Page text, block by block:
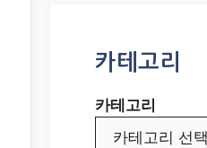
카테고리
카테고리